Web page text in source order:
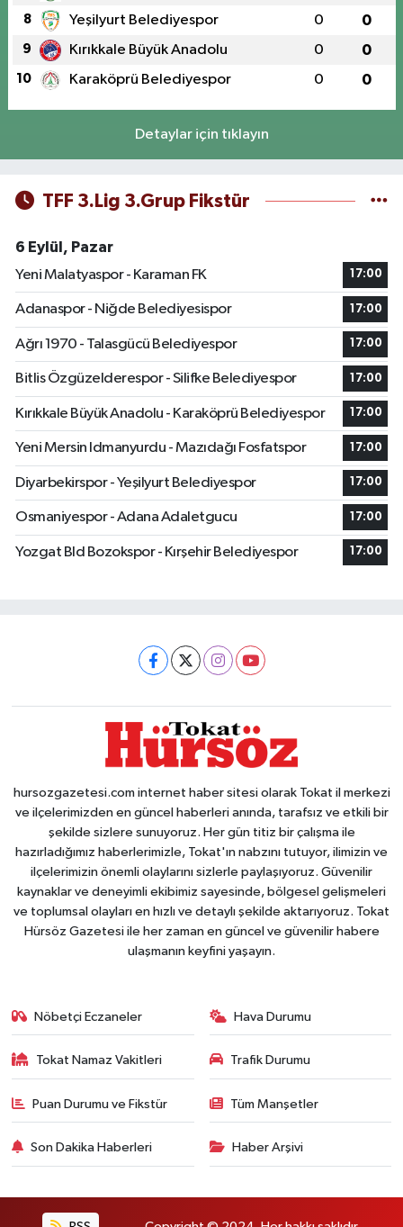
8 Yeşilyurt Belediyespor 0 0
9 Kırıkkale Büyük Anadolu 0 0
10 Karaköprü Belediyespor 0 0
Detaylar için tıklayın
TFF 3.Lig 3.Grup Fikstür
6 Eylül, Pazar
Yeni Malatyaspor - Karaman FK
17:00
Adanaspor - Niğde Belediyesispor 17:00
Ağrı 1970 - Talasgücü Belediyespor 17:00
Bitlis Özgüzelderespor - Silifke Belediyespor 17:00
Kırıkkale Büyük Anadolu - Karaköprü Belediyespor 17:00
Yeni Mersin Idmanyurdu - Mazıdağı Fosfatspor 17:00
Diyarbekirspor - Yeşilyurt Belediyespor 17:00
Osmaniyespor - Adana Adaletgucu 17:00
Yozgat Bld Bozokspor - Kırşehir Belediyespor 17:00
hursozgazetesi.com internet haber sitesi olarak Tokat il merkezi
ve ilçelerimizden en güncel haberleri anında, tarafsız ve etkili bir
şekilde sizlere sunuyoruz. Her gün titiz bir çalışma ile
hazırladığımız haberlerimizle, Tokat'ın nabzını tutuyor, ilimizin ve
ilçelerimizin önemli olaylarını sizlerle paylaşıyoruz. Güvenilir
kaynaklar ve deneyimli ekibimiz sayesinde, bölgesel gelişmeleri
ve toplumsal olayları en hızlı ve detaylı şekilde aktarıyoruz. Tokat
Hürsöz Gazetesi ile her zaman en güncel ve güvenilir habere
ulaşmanın keyfini yaşayın.
Nöbetçi Eczaneler Hava Durumu
Tokat Namaz Vakitleri Trafik Durumu
Puan Durumu ve Fikstür Tüm Manşetler
Son Dakika Haberleri Haber Arşivi